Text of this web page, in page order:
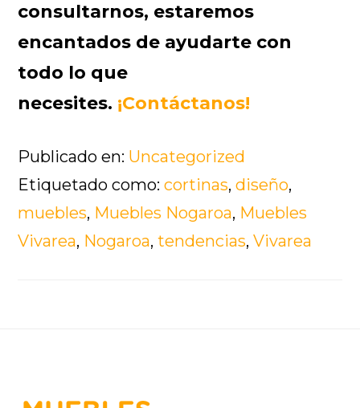
consultarnos, estaremos
encantados de ayudarte con
todo lo que
necesites. ¡Contáctanos!
Publicado en: Uncategorized
Etiquetado como:cortinas,diseño,
muebles, Muebles Nogaroa, Muebles
Vivarea, Nogaroa,tendencias,Vivarea